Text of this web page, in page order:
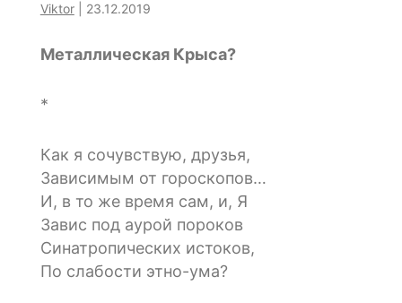
Viktor 23.12.2019
Металлическая Крыса?
*
Как я сочувствую, друзья,
Зависимым от гороскопов…
И, в то же время сам, и, Я
Завис под аурой пороков
Синатропических истоков,
По слабости этно-ума?